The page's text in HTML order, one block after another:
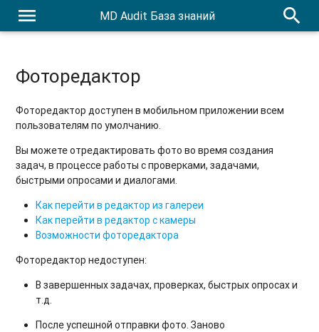
menu MD Audit База знаний search
Фоторедактор
Фоторедактор доступен в мобильном приложении всем
пользователям по умолчанию.
Вы можете отредактировать фото во время создания
задач, в процессе работы с проверками, задачами,
быстрыми опросами и диалогами.
Как перейти в редактор из галереи
Как перейти в редактор с камеры
Возможности фоторедактора
Фоторедактор недоступен:
В завершенных задачах, проверках, быстрых опросах и
т.д.
После успешной отправки фото. Заново